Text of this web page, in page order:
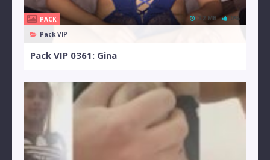
PACK
Pack VIP
32 MB 0%
Pack VIP 0361: Gina